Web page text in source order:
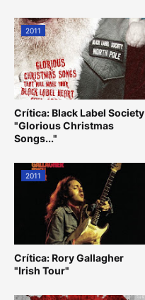
2011
Crítica: Black Label Society
"Glorious Christmas
Songs..."
2011
Crítica: Rory Gallagher
"Irish Tour"